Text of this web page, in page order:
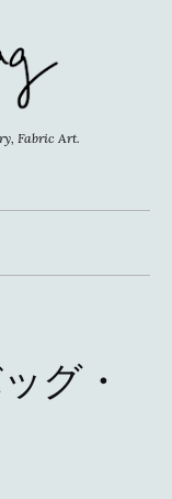
Fabric Art.
グ・